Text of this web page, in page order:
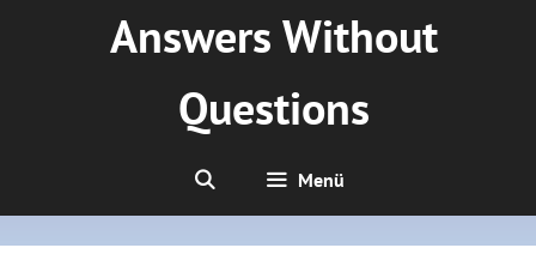
Answers Without
Questions
Menü